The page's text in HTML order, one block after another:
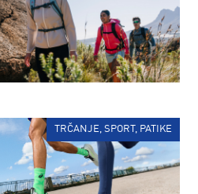
TRČANJE, SPORT, PATIKE